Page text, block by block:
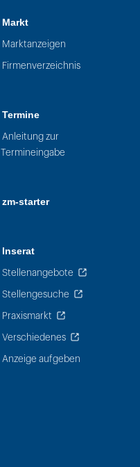
Markt
Marktanzeigen
Firmenverzeichnis
Termine
Anleitung zur
Termineingabe
zm-starter
Inserat
Stellenangebote
Stellengesuche
Praxismarkt
Verschiedenes
Anzeige aufgeben